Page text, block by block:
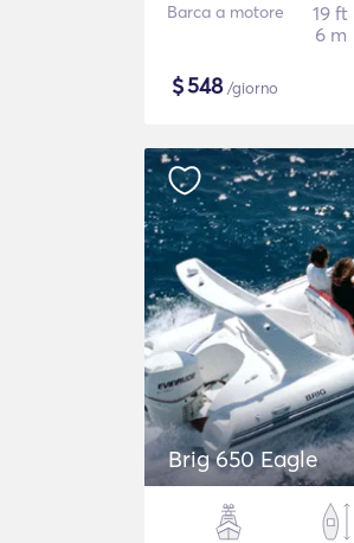
Barca a motore
19 ft
6 m
$548/giorno
Brig 650 Eagle